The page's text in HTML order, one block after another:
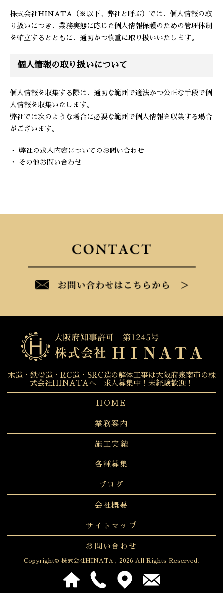
株式会社HINATA（※以下、弊社と呼ぶ）では、個人情報の取
り扱いにつき、業務実態に応じた個人情報保護のための管理体制
を確立するとともに、適切かつ慎重に取り扱いいたします。
個人情報の取り扱いについて
個人情報を収集する際は、適切な範囲で適法かつ公正な手段で個
人情報を収集いたします。
弊社では次のような場合に必要な範囲で個人情報を収集する場合
がございます。
・ 弊社の求人内容についてのお問い合わせ
・ その他お問い合わせ
木造・鉄骨造・RC造・SRC造の解体工事は大阪府泉南市の株
式会社HINATAへ｜求人募集中！未経験歓迎！
HOME
業務案内
施工実績
各種募集
ブログ
会社概要
サイトマップ
お問い合わせ
Copyright© 株式会社HINATA , 2026 All Rights Reserved.